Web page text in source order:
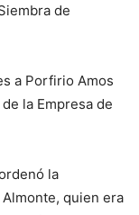
de
a Porfirio Amos
la Empresa de
la
quien era